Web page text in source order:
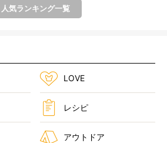
人気ランキング一覧
LOVE
レシピ
アウトドア